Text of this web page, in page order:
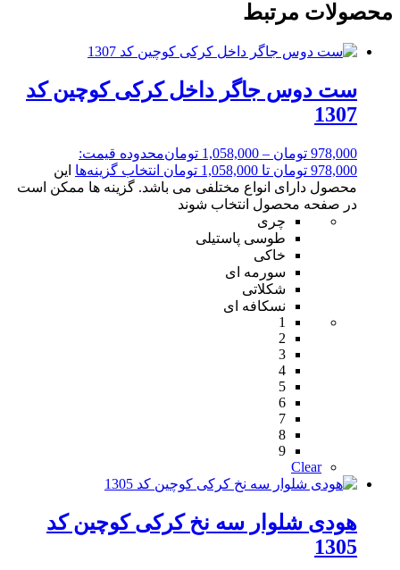
محصولات مرتبط
ست دوس جاگر داخل کرکی کوچین کد
1307
978,000 تومان –
1,058,000 تومانمحدوده قیمت:
978,000 تومان تا 1,058,000 تومان
انتخاب گزینه‌ها این
محصول دارای انواع مختلفی می باشد. گزینه ها ممکن است
در صفحه محصول انتخاب شوند
چری
طوسی پاستیلی
خاکی
سورمه ای
شکلاتی
نسکافه ای
1
2
3
4
5
6
7
8
9
Clear
هودی شلوار سه نخ کرکی کوچین کد
1305